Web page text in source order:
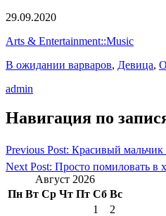
29.09.2020
Arts & Entertainment::Music
В ожидании варваров, Девица,
admin
Навигация по
Previous Post: Красивый
Next Post: Просто помиловать в
Август 2026
Пн Вт Ср Чт Пт Сб Вс
1
2